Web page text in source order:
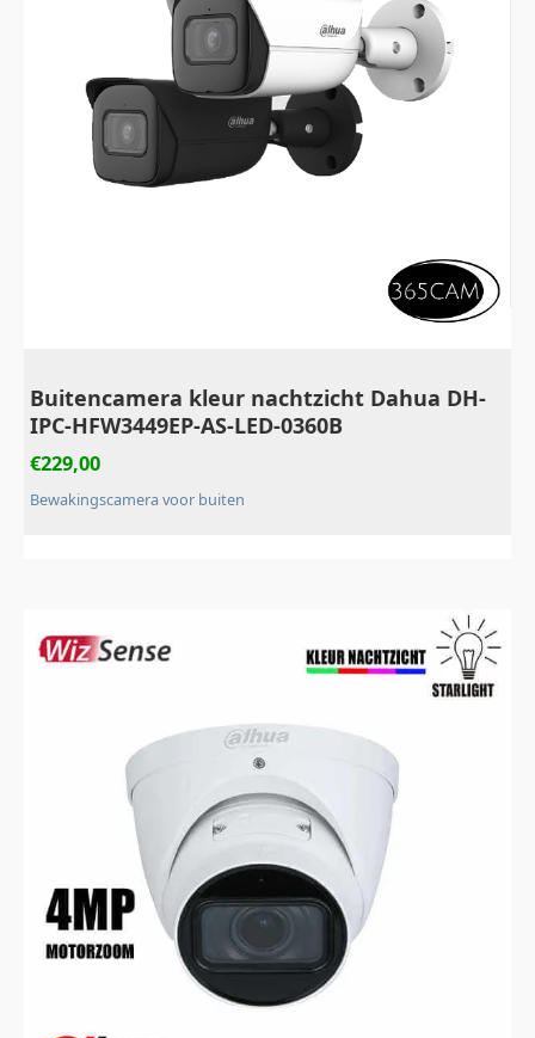
Buitencamera kleur nachtzicht Dahua DH-
IPC-HFW3449EP-AS-LED-0360B
€229,00
Bewakingscamera voor buiten